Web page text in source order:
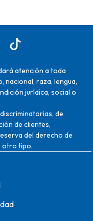
atención a toda
nacional, raza, lengua,
jurídica, social o
de
de clientes,
del derecho de
otro tipo.